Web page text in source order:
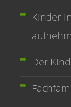
Kinder
Der